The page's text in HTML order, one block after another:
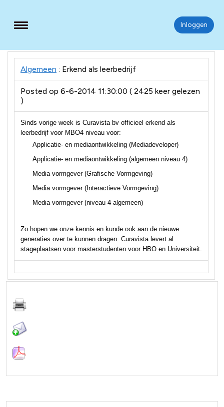
Menu Inloggen
Algemeen : Erkend als leerbedrijf
Posted op 6-6-2014 11:30:00 ( 2425 keer gelezen
)
Sinds vorige week is Curavista bv officieel erkend als
leerbedrijf voor MBO4 niveau voor:
Applicatie- en mediaontwikkeling (Mediadeveloper)
Applicatie- en mediaontwikkeling (algemeen niveau 4)
Media vormgever (Grafische Vormgeving)
Media vormgever (Interactieve Vormgeving)
Media vormgever (niveau 4 algemeen)
Zo hopen we onze kennis en kunde ook aan de nieuwe
generaties over te kunnen dragen. Curavista levert al
stageplaatsen voor masterstudenten voor HBO en Universiteit.